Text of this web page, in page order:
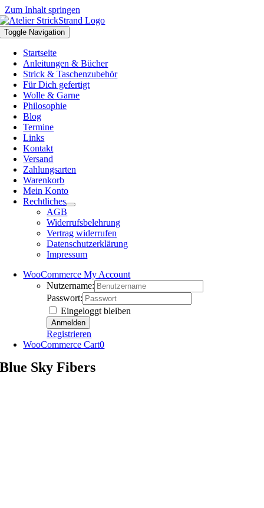
Zum Inhalt springen
Toggle Navigation
Startseite
Anleitungen & Bücher
Strick & Taschenzubehör
Für Dich gefertigt
Wolle & Garne
Philosophie
Blog
Termine
Links
Kontakt
Versand
Zahlungsarten
Warenkorb
Mein Konto
Rechtliches
AGB
Widerrufsbelehrung
Vertrag widerrufen
Datenschutzerklärung
Impressum
WooCommerce My Account
Nutzername:
Passwort:
Eingeloggt bleiben
Registrieren
WooCommerce Cart0
Blue Sky Fibers